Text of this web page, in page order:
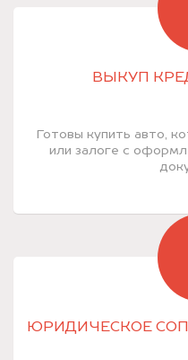
ВЫКУП
Готовы купить авто,
или залоге с
ЮРИДИЧЕСКОЕ